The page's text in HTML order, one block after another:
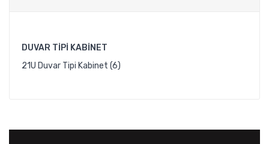
DUVAR TIPI KABINET
21U Duvar Tipi Kabinet (6)